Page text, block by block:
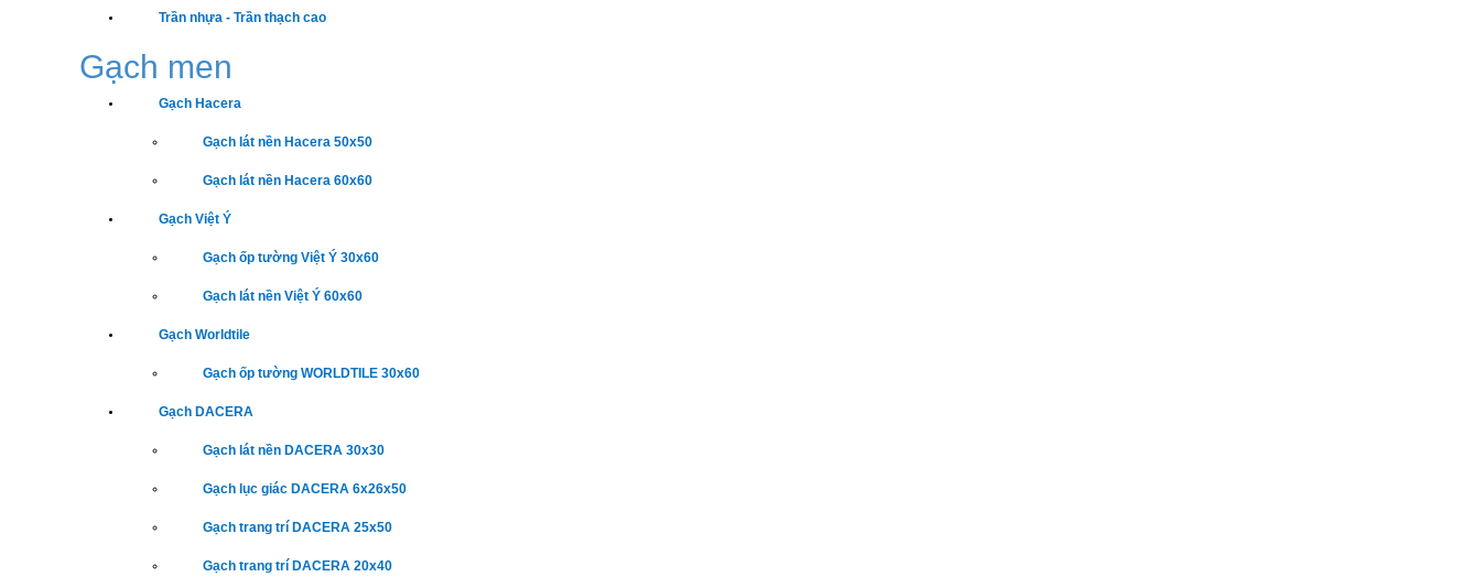
Trần nhựa - Trần thạch cao
Gạch men
Gạch Hacera
Gạch lát nền Hacera 50x50
Gạch lát nền Hacera 60x60
Gạch Việt Ý
Gạch ốp tường Việt Ý 30x60
Gạch lát nền Việt Ý 60x60
Gạch Worldtile
Gạch ốp tường WORLDTILE 30x60
Gạch DACERA
Gạch lát nền DACERA 30x30
Gạch lục giác DACERA 6x26x50
Gạch trang trí DACERA 25x50
Gạch trang trí DACERA 20x40